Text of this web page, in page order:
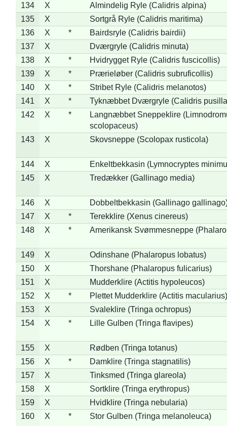
134
X
Almindelig Ryle (Calidris alpina)
135
X
Sortgrå Ryle (Calidris maritima)
136
X *
Bairdsryle (Calidris bairdii)
137
X
Dværgryle (Calidris minuta)
138
X *
Hvidrygget Ryle (Calidris fuscicollis)
139
X *
Prærieløber (Calidris subruficollis)
140
X *
Stribet Ryle (Calidris melanotos)
141
X *
Tyknæbbet Dværgryle (Calidris
142
X *
Langnæbbet Sneppeklire
scolopaceus)
143
X Skovsneppe (Scolopax rusticola)
144 X
Enkeltbekkasin (Lymnocryptes
145
X Tredækker (Gallinago media)
146 X
Dobbeltbekkasin (Gallinago
147
X *
Terekklire (Xenus cinereus)
148
X * Amerikansk Svømmesneppe
149 X
Odinshane (Phalaropus lobatus)
150
X
Thorshane (Phalaropus fulicarius)
151
X
Mudderklire (Actitis hypoleucos)
152
X *
Plettet Mudderklire (Actitis macularius)
153
X
Svaleklire (Tringa ochropus)
154
X * Lille Gulben (Tringa flavipes)
155 X
Rødben (Tringa totanus)
156
X *
Damklire (Tringa stagnatilis)
157
X
Tinksmed (Tringa glareola)
158
X
Sortklire (Tringa erythropus)
159
X
Hvidklire (Tringa nebularia)
160
X * Stor Gulben (Tringa melanoleuca)